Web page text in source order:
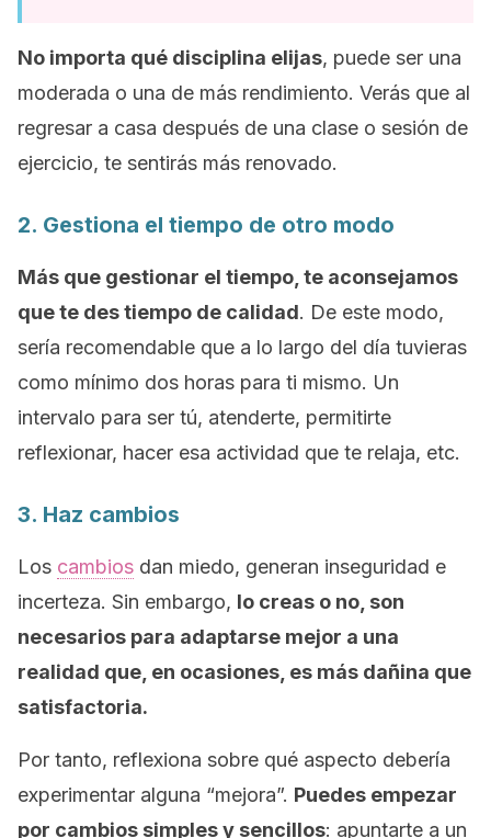
No importa qué disciplina elijas, puede ser una
moderada o una de más rendimiento. Verás que al
regresar a casa después de una clase o sesión de
ejercicio, te sentirás más renovado.
2. Gestiona el tiempo de otro modo
Más que gestionar el tiempo, te aconsejamos
que te des tiempo de calidad. De este modo,
sería recomendable que a lo largo del día tuvieras
como mínimo dos horas para ti mismo. Un
intervalo para ser tú, atenderte, permitirte
reflexionar, hacer esa actividad que te relaja, etc.
3. Haz cambios
Los cambios dan miedo, generan inseguridad e
incerteza. Sin embargo, lo creas o no, son
necesarios para adaptarse mejor a una
realidad que, en ocasiones, es más dañina que
satisfactoria.
Por tanto, reflexiona sobre qué aspecto debería
experimentar alguna “mejora”. Puedes empezar
por cambios simples y sencillos: apuntarte a un